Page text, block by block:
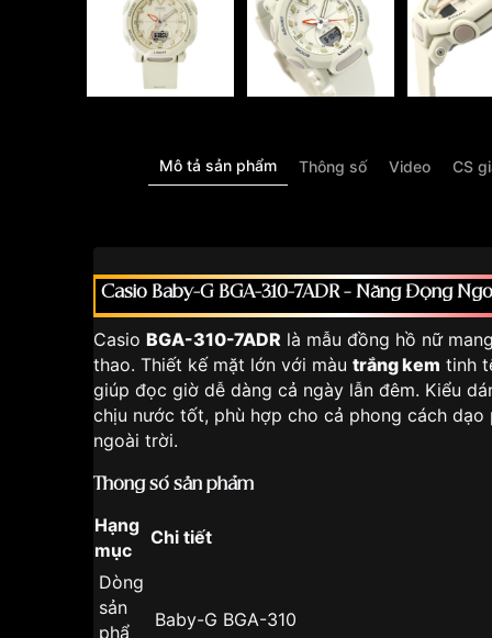
Mô tả sản phẩm Thông số Video CS
Casio Baby-G BGA-310-7ADR – Năng Động
Casio BGA-310-7ADR là mẫu đồng hồ nữ
thao. Thiết kế mặt lớn với màu trắng kem tinh
giúp đọc giờ dễ dàng cả ngày lẫn đêm. Kiểu
chịu nước tốt, phù hợp cho cả phong cách dạo
ngoài trời.
Thông số sản phẩm
Hạng
mục
Chi tiết
Dòng
sản
phẩ
Baby-G BGA-310